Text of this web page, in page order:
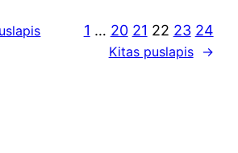
1 … 20 21 22 23 24
Kitas puslapis →